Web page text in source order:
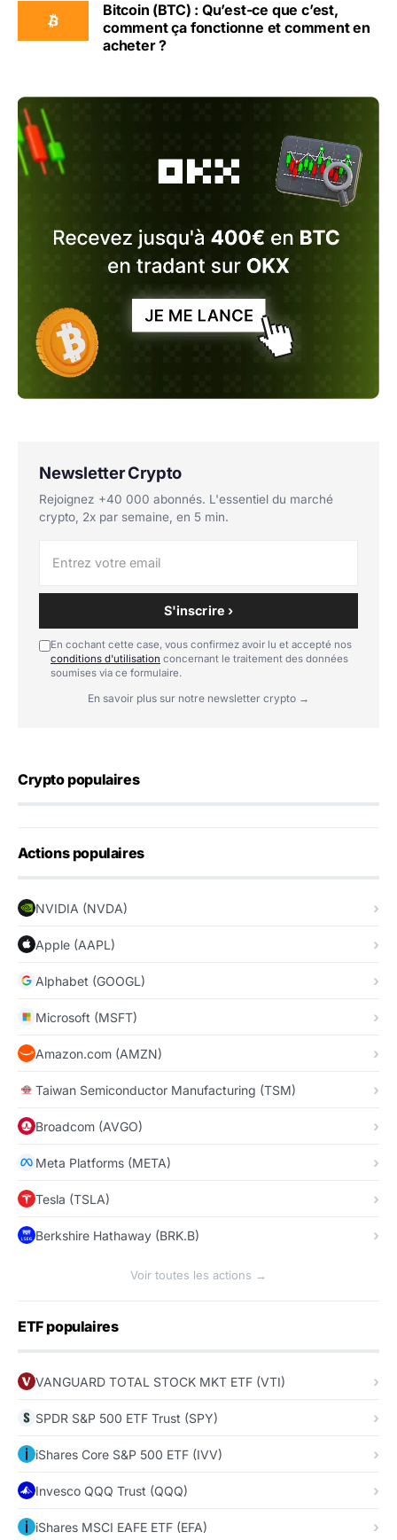
Bitcoin (BTC) : Qu’est-ce que c’est,
comment ça fonctionne et comment en
acheter ?
Newsletter Crypto
Rejoignez +40 000 abonnés. L'essentiel du marché
crypto, 2x par semaine, en 5 min.
S'inscrire ›
En cochant cette case, vous confirmez avoir lu et accepté nos
conditions d'utilisation concernant le traitement des données
soumises via ce formulaire.
En savoir plus sur notre newsletter crypto →
Crypto populaires
Actions populaires
NVIDIA (NVDA)
Apple (AAPL)
Alphabet (GOOGL)
Microsoft (MSFT)
Amazon.com (AMZN)
Taiwan Semiconductor Manufacturing (TSM)
Broadcom (AVGO)
Meta Platforms (META)
Tesla (TSLA)
Berkshire Hathaway (BRK.B)
Voir toutes les actions →
ETF populaires
VANGUARD TOTAL STOCK MKT ETF (VTI)
SPDR S&P 500 ETF Trust (SPY)
iShares Core S&P 500 ETF (IVV)
Invesco QQQ Trust (QQQ)
iShares MSCI EAFE ETF (EFA)